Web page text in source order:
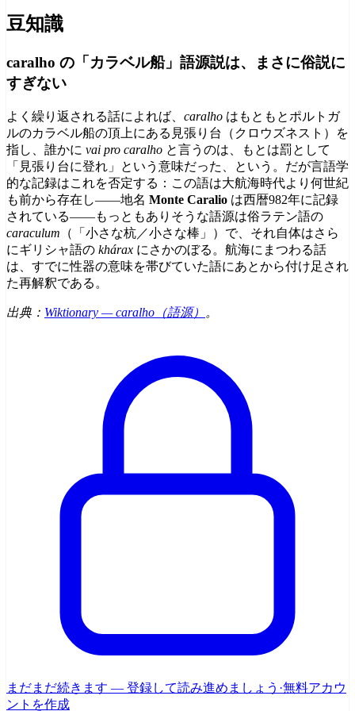
豆知識
caralho の「カラベル船」語源説は、まさに俗説に
すぎない
よく繰り返される話によれば、 caralho はもともとポルトガ
ルのカラベル船の頂上にある見張り台（クロウズネスト）を
指し、誰かに vai pro caralho と言うのは、もとは罰として
「見張り台に登れ」という意味だった、という。だが言語学
的な記録はこれを否定する：この語は大航海時代より何世紀
も前から存在し——地名 Monte Caralio は西暦982年に記録
されている——もっともありそうな語源は俗ラテン語の
caraculum （「小さな杭／小さな棒」）で、それ自体はさら
にギリシャ語の khárax にさかのぼる。航海にまつわる話
は、すでに性器の意味を帯びていた語にあとから付け足され
た再解釈である。
出典： Wiktionary — caralho（語源） 。
まだまだ続きます — 登録して読み進めましょう ·無料アカウ
ントを作成